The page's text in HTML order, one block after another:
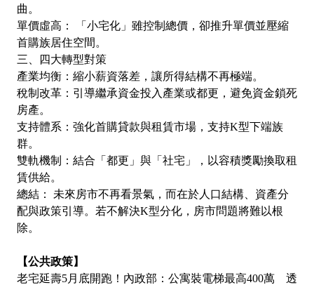
曲。
單價虛高： 「小宅化」雖控制總價，卻推升單價並壓縮
首購族居住空間。
三、四大轉型對策
產業均衡：縮小薪資落差，讓所得結構不再極端。
稅制改革：引導繼承資金投入產業或都更，避免資金鎖死
房產。
支持體系：強化首購貸款與租賃市場，支持K型下端族
群。
雙軌機制：結合「都更」與「社宅」，以容積獎勵換取租
賃供給。
總結： 未來房市不再看景氣，而在於人口結構、資產分
配與政策引導。若不解決K型分化，房市問題將難以根
除。
【公共政策】
老宅延壽5月底開跑！內政部：公寓裝電梯最高400萬 透